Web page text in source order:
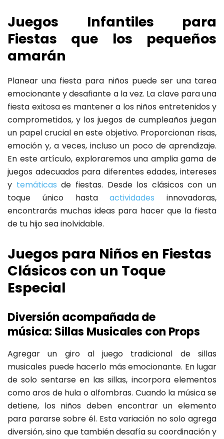
Juegos Infantiles para
Fiestas que los pequeños
amarán
Planear una fiesta para niños puede ser una tarea
emocionante y desafiante a la vez. La clave para una
fiesta exitosa es mantener a los niños entretenidos y
comprometidos, y los juegos de cumpleaños juegan
un papel crucial en este objetivo. Proporcionan risas,
emoción y, a veces, incluso un poco de aprendizaje.
En este artículo, exploraremos una amplia gama de
juegos adecuados para diferentes edades, intereses
y temáticas de fiestas. Desde los clásicos con un
toque único hastaactividades innovadoras,
encontrarás muchas ideas para hacer que la fiesta
de tu hijo sea inolvidable.
Juegos para Niños en Fiestas
Clásicos con un Toque
Especial
Diversión acompañada de
música: Sillas Musicales con Props
Agregar un giro al juego tradicional de sillas
musicales puede hacerlo más emocionante. En lugar
de solo sentarse en las sillas, incorpora elementos
como aros de hula o alfombras. Cuando la música se
detiene, los niños deben encontrar un elemento
para pararse sobre él. Esta variación no solo agrega
diversión, sino que también desafía su coordinación y